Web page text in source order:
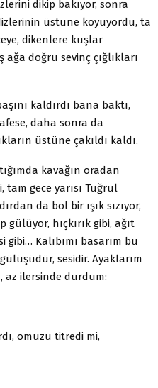
dikip bakıyor, sonra
üstüne koyuyordu, ta
dikenlere kuşlar
doğru sevinç çığlıkları
kaldırdı bana baktı,
daha sonra da
üstüne çakıldı kaldı.
kavağın oradan
tam gece yarısı Tuğrul
da bol bir ışık sızıyor,
hıçkırık gibi, ağıt
Kalıbımı basarım bu
sesidir. Ayaklarım
az ilersinde durdum:
omuzu titredi mi,